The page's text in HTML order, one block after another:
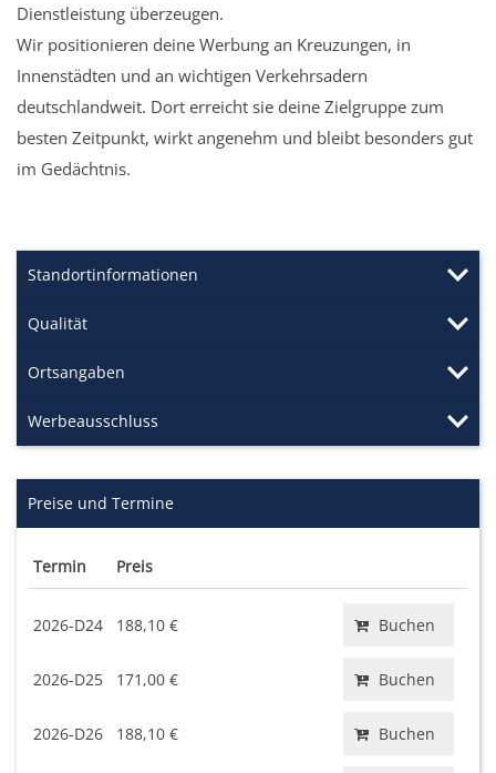
Dienstleistung überzeugen.
Wir positionieren deine Werbung an Kreuzungen, in
Innenstädten und an wichtigen Verkehrsadern
deutschlandweit. Dort erreicht sie deine Zielgruppe zum
besten Zeitpunkt, wirkt angenehm und bleibt besonders gut
im Gedächtnis.
Standortinformationen
Qualität
Ortsangaben
Werbeausschluss
Preise und Termine
Termin Preis
2026-D24 188,10 € Buchen
2026-D25 171,00 € Buchen
2026-D26 188,10 € Buchen